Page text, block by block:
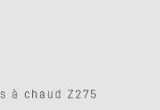
à chaud Z275